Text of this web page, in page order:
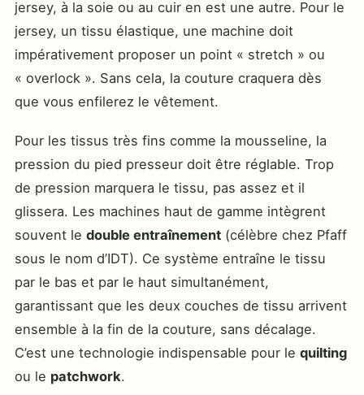
jersey, à la soie ou au cuir en est une autre. Pour le
jersey, un tissu élastique, une machine doit
impérativement proposer un point « stretch » ou
« overlock ». Sans cela, la couture craquera dès
que vous enfilerez le vêtement.
Pour les tissus très fins comme la mousseline, la
pression du pied presseur doit être réglable. Trop
de pression marquera le tissu, pas assez et il
glissera. Les machines haut de gamme intègrent
souvent le double entraînement (célèbre chez Pfaff
sous le nom d’IDT). Ce système entraîne le tissu
par le bas et par le haut simultanément,
garantissant que les deux couches de tissu arrivent
ensemble à la fin de la couture, sans décalage.
C’est une technologie indispensable pour le quilting
ou le patchwork.